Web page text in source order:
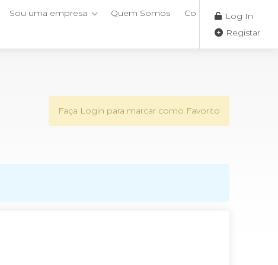
Sou uma empresa Quem Somos ContactosLog In
Registar
Faça Login para marcar como Favorito